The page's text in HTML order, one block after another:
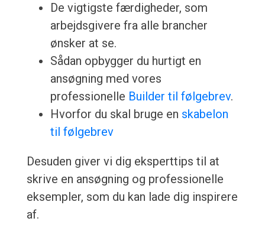
De vigtigste færdigheder, som
arbejdsgivere fra alle brancher
ønsker at se.
Sådan opbygger du hurtigt en
ansøgning med vores
professionelle Builder til følgebrev.
Hvorfor du skal bruge en skabelon
til følgebrev
Desuden giver vi dig eksperttips til at
skrive en ansøgning og professionelle
eksempler, som du kan lade dig inspirere
af.